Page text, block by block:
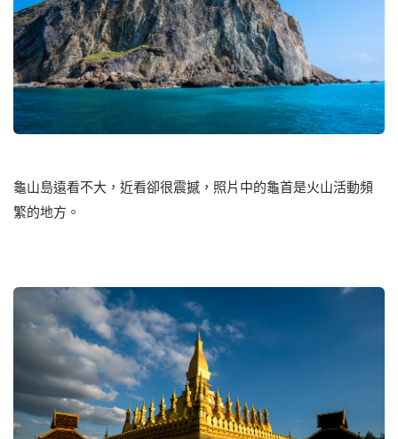
龜山島遠看不大，近看卻很震撼，照片中的龜首是火山活動頻
繁的地方。